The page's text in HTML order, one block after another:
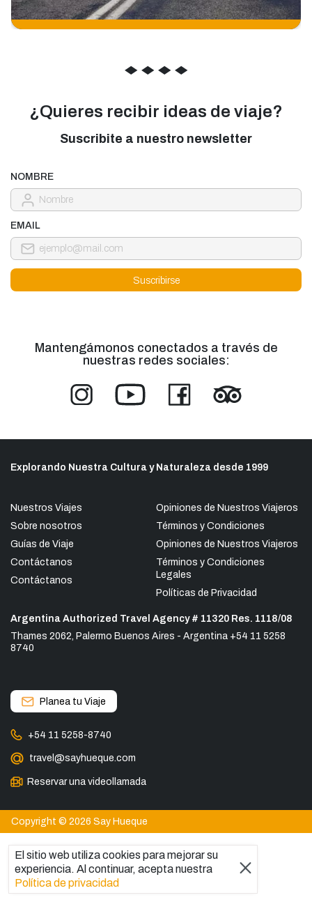
◆ ◆ ◆ ◆
¿Quieres recibir ideas de viaje?
Suscribite a nuestro newsletter
NOMBRE
EMAIL
Mantengámonos conectados a través de
nuestras redes sociales:
Explorando Nuestra Cultura y Naturaleza desde 1999
Nuestros Viajes
Sobre nosotros
Guías de Viaje
Contáctanos
Contáctanos
Opiniones de Nuestros Viajeros
Términos y Condiciones
Opiniones de Nuestros Viajeros
Términos y Condiciones
Legales
Políticas de Privacidad
Argentina Authorized Travel Agency # 11320 Res. 1118/08
Thames 2062, Palermo Buenos Aires - Argentina +54 11 5258
8740
Planea tu Viaje
+54 11 5258-8740
travel@sayhueque.com
Reservar una videollamada
Copyright © 2026 Say Hueque
El sitio web utiliza cookies para mejorar su
experiencia. Al continuar, acepta nuestra
Política de privacidad